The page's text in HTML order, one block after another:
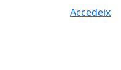
Accedeix